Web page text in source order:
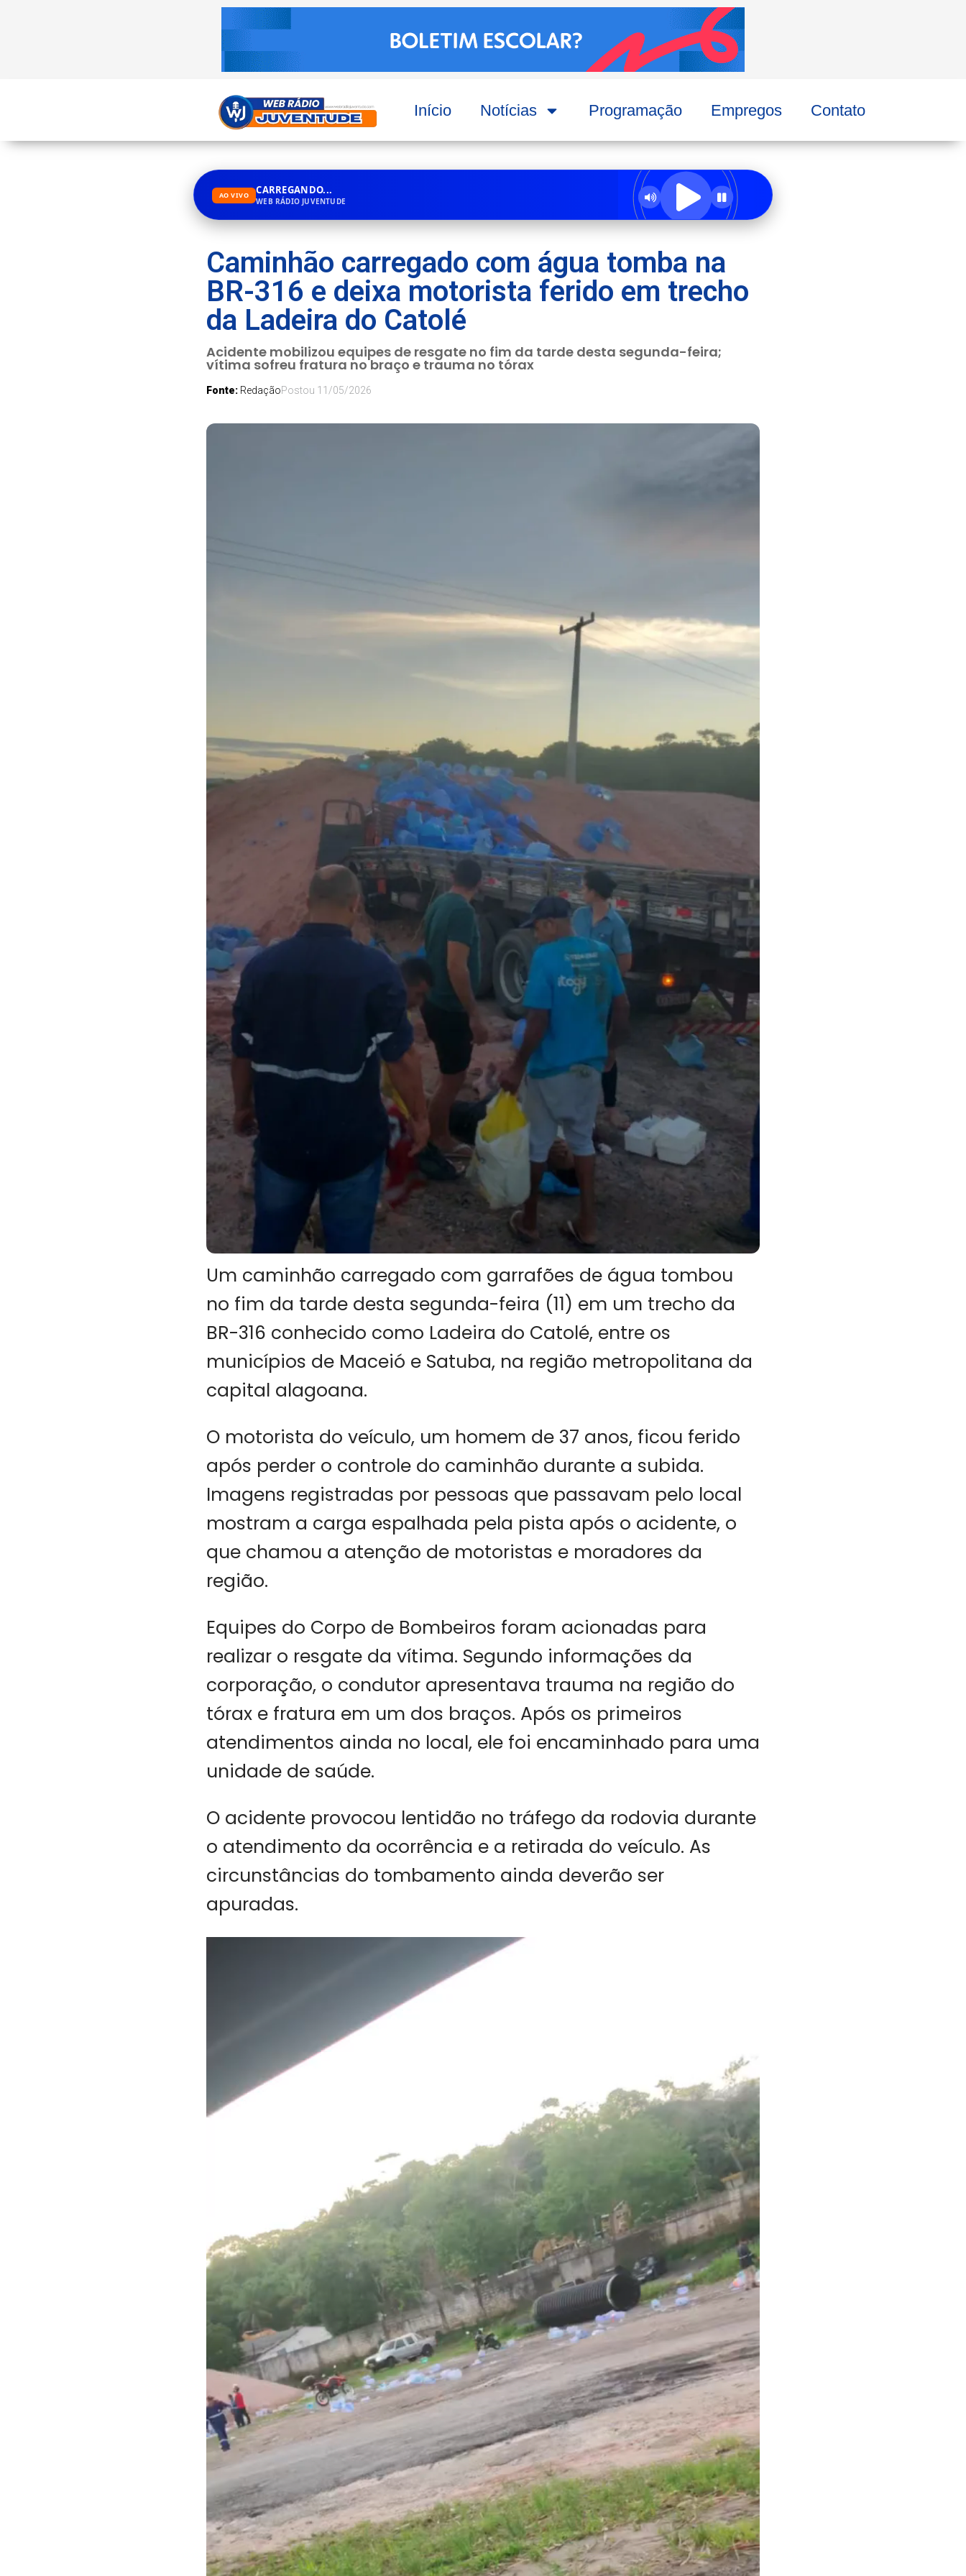
Início Notícias Programação Empregos Contato
AO VIVO CARREGANDO...
WEB RÁDIO JUVENTUDE
Caminhão carregado com água tomba na
BR-316 e deixa motorista ferido em trecho
da Ladeira do Catolé
Acidente mobilizou equipes de resgate no fim da tarde desta segunda-feira;
vítima sofreu fratura no braço e trauma no tórax
Fonte: RedaçãoPostou 11/05/2026
Um caminhão carregado com garrafões de água tombou
no fim da tarde desta segunda-feira (11) em um trecho da
BR-316 conhecido como Ladeira do Catolé, entre os
municípios de Maceió e Satuba, na região metropolitana da
capital alagoana.
O motorista do veículo, um homem de 37 anos, ficou ferido
após perder o controle do caminhão durante a subida.
Imagens registradas por pessoas que passavam pelo local
mostram a carga espalhada pela pista após o acidente, o
que chamou a atenção de motoristas e moradores da
região.
Equipes do Corpo de Bombeiros foram acionadas para
realizar o resgate da vítima. Segundo informações da
corporação, o condutor apresentava trauma na região do
tórax e fratura em um dos braços. Após os primeiros
atendimentos ainda no local, ele foi encaminhado para uma
unidade de saúde.
O acidente provocou lentidão no tráfego da rodovia durante
o atendimento da ocorrência e a retirada do veículo. As
circunstâncias do tombamento ainda deverão ser
apuradas.